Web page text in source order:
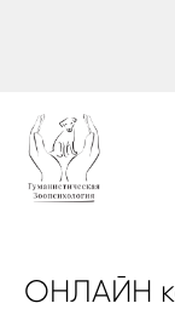
ОНЛАЙН